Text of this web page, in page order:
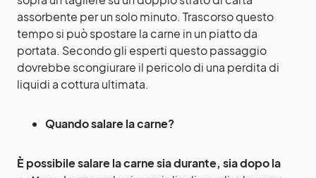
assorbente per un solo minuto. Trascorso questo
tempo si può spostare la carne in un piatto da
portata. Secondo gli esperti questo passaggio
dovrebbe scongiurare il pericolo di una perdita di
liquidi a cottura ultimata.
Quando salare la carne?
È possibile salare la carnesia durante, sia dopo la